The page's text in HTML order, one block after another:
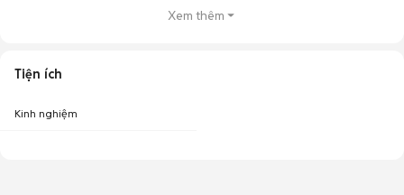
Xem thêm
Tiện ích
Kinh nghiệm